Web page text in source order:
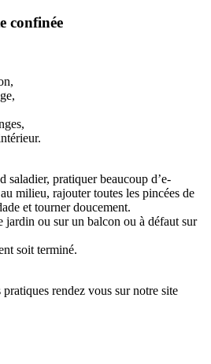
confinée
saladier, pratiquer beaucoup d’e-
milieu, rajouter toutes les pincées de
et tourner doucement.
jardin ou sur un balcon ou à défaut sur
soit terminé.
rendez vous sur notre site